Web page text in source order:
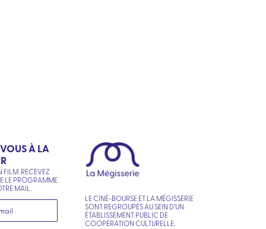
À LA
FILM. RECEVEZ
LE PROGRAMME
MAIL.
LE CINÉ-BOURSE ET LA MÉGISSERIE
SONT REGROUPÉS AU SEIN D’UN
ÉTABLISSEMENT PUBLIC DE
COOPÉRATION CULTURELLE.